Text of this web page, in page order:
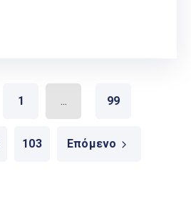
1 ... 99
103 Επόμενο